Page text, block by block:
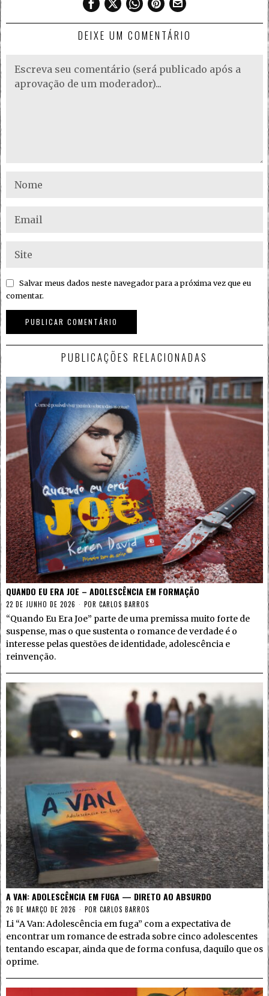
DEIXE UM COMENTÁRIO
Salvar meus dados neste navegador para a próxima vez que eu
comentar.
PUBLICAÇÕES RELACIONADAS
QUANDO EU ERA JOE – ADOLESCÊNCIA EM FORMAÇÃO
22 DE JUNHO DE 2026 POR CARLOS BARROS
“Quando Eu Era Joe” parte de uma premissa muito forte de
suspense, mas o que sustenta o romance de verdade é o
interesse pelas questões de identidade, adolescência e
reinvenção.
A VAN: ADOLESCÊNCIA EM FUGA — DIRETO AO ABSURDO
26 DE MARÇO DE 2026 POR CARLOS BARROS
Li “A Van: Adolescência em fuga” com a expectativa de
encontrar um romance de estrada sobre cinco adolescentes
tentando escapar, ainda que de forma confusa, daquilo que os
oprime.